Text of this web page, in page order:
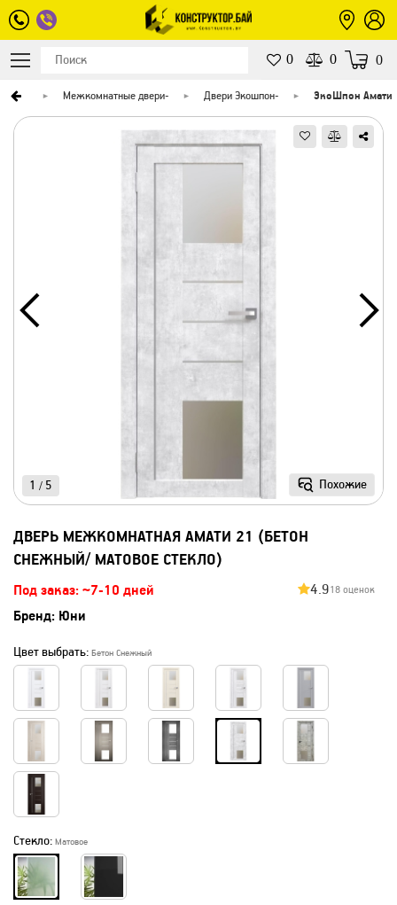
0 0 0
Межкомнатные двери- Двери Экошпон- ЭкоШпон Амати
Похожие
1 / 5
ДВЕРЬ МЕЖКОМНАТНАЯ АМАТИ 21 (БЕТОН
СНЕЖНЫЙ/ МАТОВОЕ СТЕКЛО)
Под заказ: ~7-10 дней 4.918 оценок
Бренд: Юни
Цвет выбрать: Бетон Снежный
Стекло: Матовое